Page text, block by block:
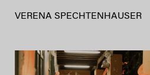
VERENA SPECHTENHAUSER